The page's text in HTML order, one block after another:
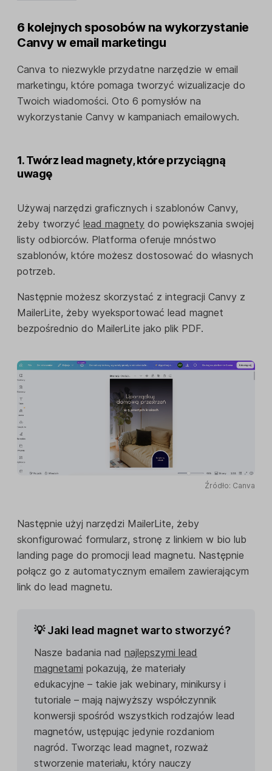
6 kolejnych sposobów na wykorzystanie
Canvy w email marketingu
Canva to niezwykle przydatne narzędzie w email
marketingu, które pomaga tworzyć wizualizacje do
Twoich wiadomości. Oto 6 pomysłów na
wykorzystanie Canvy w kampaniach emailowych.
1. Twórz lead magnety, które przyciągną
uwagę
Używaj narzędzi graficznych i szablonów Canvy,
żeby tworzyć lead magnety do powiększania swojej
listy odbiorców. Platforma oferuje mnóstwo
szablonów, które możesz dostosować do własnych
potrzeb.
Następnie możesz skorzystać z integracji Canvy z
MailerLite, żeby wyeksportować lead magnet
bezpośrednio do MailerLite jako plik PDF.
Źródło: Canva
Następnie użyj narzędzi MailerLite, żeby
skonfigurować formularz, stronę z linkiem w bio lub
landing page do promocji lead magnetu. Następnie
połącz go z automatycznym emailem zawierającym
link do lead magnetu.
💡 Jaki lead magnet warto stworzyć?
Nasze badania nad najlepszymi lead
magnetami pokazują, że materiały
edukacyjne – takie jak webinary, minikursy i
tutoriale – mają najwyższy współczynnik
konwersji spośród wszystkich rodzajów lead
magnetów, ustępując jedynie rozdaniom
nagród. Tworząc lead magnet, rozważ
stworzenie materiału, który nauczy